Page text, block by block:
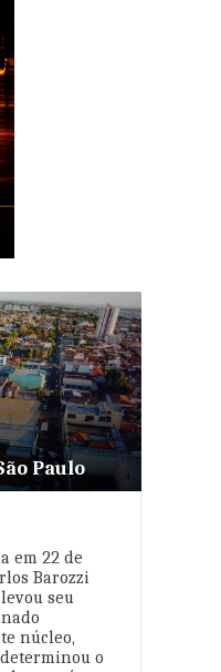
Paulo
em 22 de
Barozzi
seu
núcleo,
o